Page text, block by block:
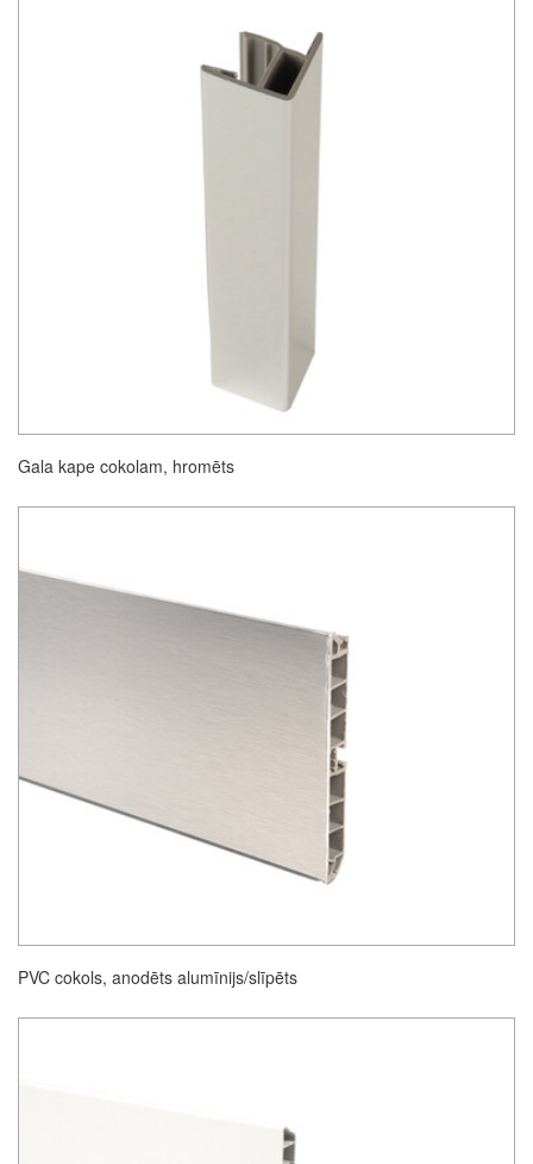
Gala kape cokolam, hromēts
PVC cokols, anodēts alumīnijs/slīpēts